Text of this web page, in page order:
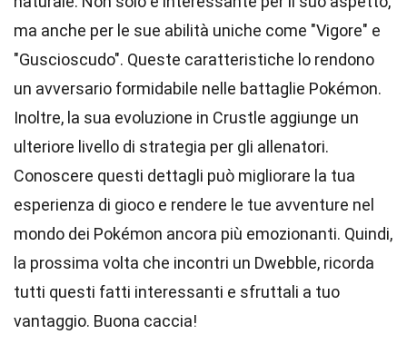
ma anche per le sue abilità uniche come "Vigore" e
"Guscioscudo". Queste caratteristiche lo rendono
un avversario formidabile nelle battaglie Pokémon.
Inoltre, la sua evoluzione in Crustle aggiunge un
ulteriore livello di strategia per gli allenatori.
Conoscere questi dettagli può migliorare la tua
esperienza di gioco e rendere le tue avventure nel
mondo dei Pokémon ancora più emozionanti. Quindi,
la prossima volta che incontri un Dwebble, ricorda
tutti questi fatti interessanti e sfruttali a tuo
vantaggio. Buona caccia!